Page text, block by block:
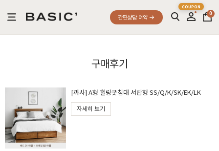
간편상담 예약
0
구매후기
[까사] A형 힐링굿침대 서랍형 SS/Q/K/SK/EK/LK
자세히 보기